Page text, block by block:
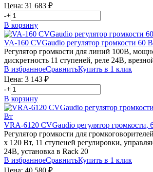
Цена: 31 683 ₽
-+
В корзину
VA-160 CVGaudio регулятор громкости 60
Регулятор громкости для линий 100В,
дискретность 11 ступеней, реле 24В,
В избранноеСравнитьКупить в 1 клик
Цена: 3 143 ₽
-+
В корзину
VRA-6120 CVGaudio регулятор громкости,
Регулятор громкости для
х 120 Вт, 11 ступеней регулировки,
24В, установка в Rack 20
В избранноеСравнитьКупить в 1 клик
Цена: 40 580 ₽